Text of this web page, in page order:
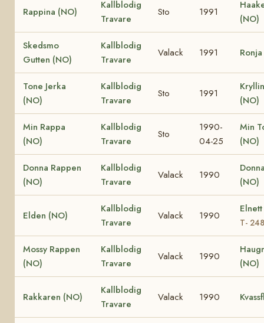
Rappina (NO)
Kallblodig
Travare
Sto 1991
(NO)
Skedsmo
Gutten (NO)
Kallblodig
Travare
Valack 1991
Tone Jerka
(NO)
Kallblodig
Travare
Sto 1991
(NO)
Min Rappa
(NO)
Kallblodig
Travare
Sto
1990-
04-25
Min
(NO)
Donna Rappen
(NO)
Kallblodig
Travare
Valack 1990
(NO)
Elden (NO)
Kallblodig
Travare
Valack 1990
T-
Mossy Rappen
(NO)
Kallblodig
Travare
Valack 1990
(NO)
Rakkaren (NO)
Kallblodig
Travare
Valack 1990